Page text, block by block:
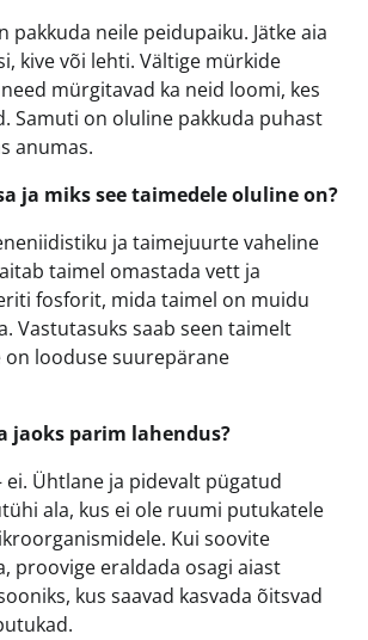
pakkuda neile peidupaiku. Jätke aia
kive või lehti. Vältige mürkide
mürgitavad ka neid loomi, kes
Samuti on oluline pakkuda puhast
anumas.
ja miks see taimedele oluline on?
ja taimejuurte vaheline
taimel omastada vett ja
fosforit, mida taimel on muidu
Vastutasuks saab seen taimelt
on looduse suurepärane
jaoks parim lahendus?
ei. Ühtlane ja pidevalt pügatud
ala, kus ei ole ruumi putukatele
Kui soovite
proovige eraldada osagi aiast
kus saavad kasvada õitsvad